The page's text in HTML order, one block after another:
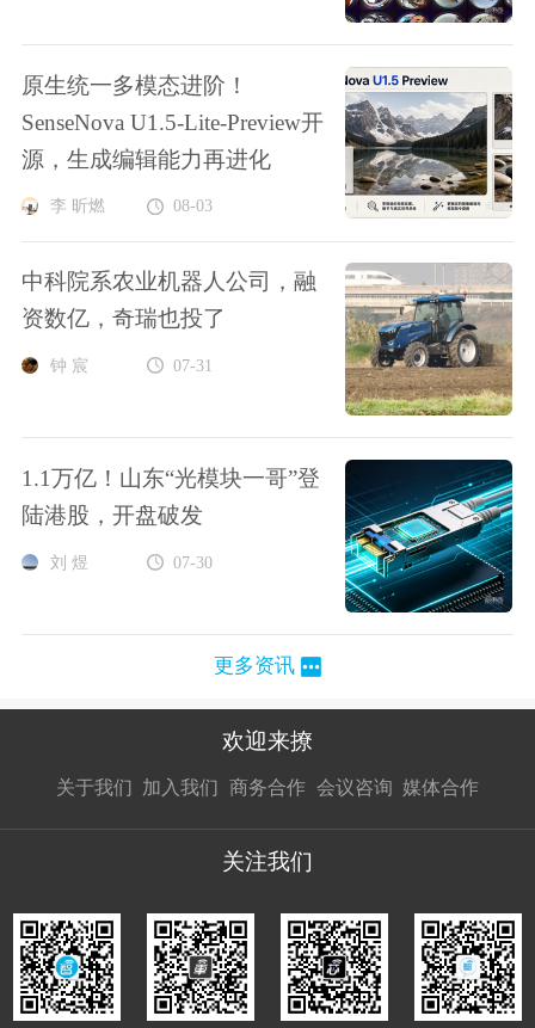
原生统一多模态进阶！
SenseNova U1.5-Lite-Preview开
源，生成编辑能力再进化
李 昕燃 08-03
中科院系农业机器人公司，融
资数亿，奇瑞也投了
钟 宸 07-31
1.1万亿！山东“光模块一哥”登
陆港股，开盘破发
刘 煜 07-30
更多资讯
欢迎来撩
关于我们 加入我们
接扔简历
商务合作
接开聊
会议咨询 媒体合作
接开聊
关注我们